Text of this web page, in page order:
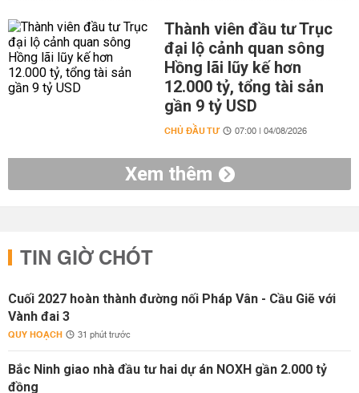
Thành viên đầu tư Trục
đại lộ cảnh quan sông
Hồng lãi lũy kế hơn
12.000 tỷ, tổng tài sản
gần 9 tỷ USD
CHỦ ĐẦU TƯ 07:00 | 04/08/2026
Xem thêm
TIN GIỜ CHÓT
Cuối 2027 hoàn thành đường nối Pháp Vân - Cầu Giẽ với
Vành đai 3
QUY HOẠCH 31 phút trước
Bắc Ninh giao nhà đầu tư hai dự án NOXH gần 2.000 tỷ
đồng